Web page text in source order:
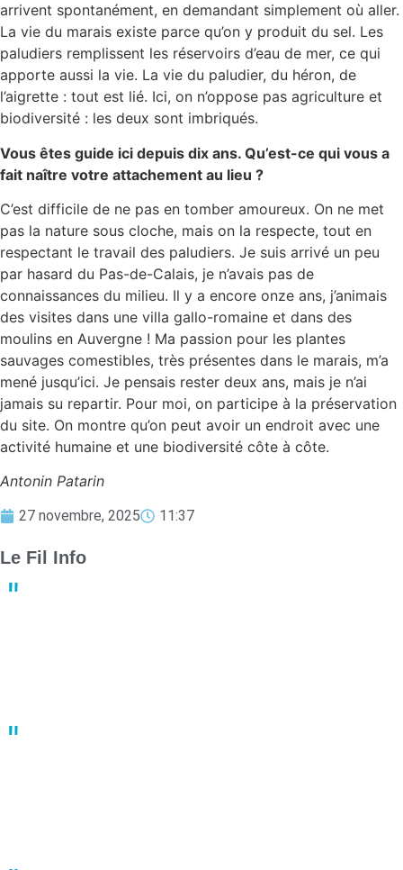
arrivent spontanément, en demandant simplement où aller.
La vie du marais existe parce qu’on y produit du sel. Les
paludiers remplissent les réservoirs d’eau de mer, ce qui
apporte aussi la vie. La vie du paludier, du héron, de
l’aigrette : tout est lié. Ici, on n’oppose pas agriculture et
biodiversité : les deux sont imbriqués.
Vous êtes guide ici depuis dix ans. Qu’est-ce qui vous a
fait naître votre attachement au lieu ?
C’est difficile de ne pas en tomber amoureux. On ne met
pas la nature sous cloche, mais on la respecte, tout en
respectant le travail des paludiers. Je suis arrivé un peu
par hasard du Pas-de-Calais, je n’avais pas de
connaissances du milieu. Il y a encore onze ans, j’animais
des visites dans une villa gallo-romaine et dans des
moulins en Auvergne ! Ma passion pour les plantes
sauvages comestibles, très présentes dans le marais, m’a
mené jusqu’ici. Je pensais rester deux ans, mais je n’ai
jamais su repartir. Pour moi, on participe à la préservation
du site. On montre qu’on peut avoir un endroit avec une
activité humaine et une biodiversité côte à côte.
Antonin Patarin
27 novembre, 2025 11:37
Le Fil Info